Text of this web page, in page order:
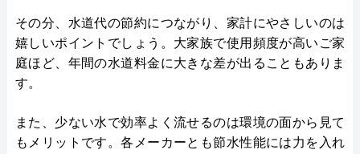
その分、水道代の節約につながり、家計にやさしいのは
嬉しいポイントでしょう。大家族で使用頻度が高いご家
庭ほど、年間の水道料金に大きな差が出ることもありま
す。
また、少ない水で効率よく流せるのは環境の面から見て
もメリットです。各メーカーとも節水性能には力を入れ